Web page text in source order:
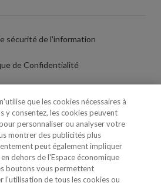
sécurité de l'information
de Confidentialité
de Cookies
des cookies
du Nom/Brand
que les cookies nécessaires à
y consentez, les cookies peuvent
personnaliser ou analyser votre
montrer des publicités plus
peut également impliquer
dehors de l'Espace économique
boutons vous permettent
l'utilisation de tous les cookies ou